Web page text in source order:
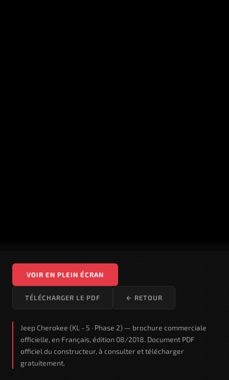
VOIR EN PLEIN ÉCRAN
TÉLÉCHARGER LE PDF ← RETOUR
Jeep Cherokee (KL - 5 · Phase 2) — brochure commerciale
officielle, en Français, édition 08/2018. Document PDF
officiel du constructeur, à consulter et télécharger
gratuitement.